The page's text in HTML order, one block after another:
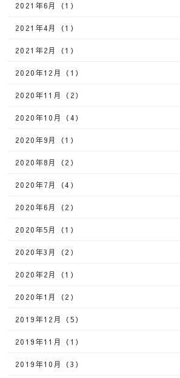
2021年6月（1）
2021年4月（1）
2021年2月（1）
2020年12月（1）
2020年11月（2）
2020年10月（4）
2020年9月（1）
2020年8月（2）
2020年7月（4）
2020年6月（2）
2020年5月（1）
2020年3月（2）
2020年2月（1）
2020年1月（2）
2019年12月（5）
2019年11月（1）
2019年10月（3）